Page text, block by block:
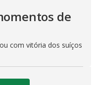
de
com vitória dos suíços